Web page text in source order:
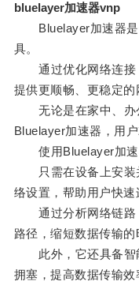
bluelayer加速器vnp
Bluelayer加速器是
具。
通过优化网络连接
提供更顺畅、更稳定的
无论是在家中、办
Bluelayer加速器，用
使用Bluelayer加速
只需在设备上安装
络设置，帮助用户快速
通过分析网络链路
路径，缩短数据传输的
此外，它还具备智
拥塞，提高数据传输效